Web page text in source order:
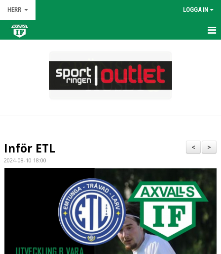
HERR LOGGA IN
BILDGALLERI
>
<
Inför ETL
2024-08-10 18:00